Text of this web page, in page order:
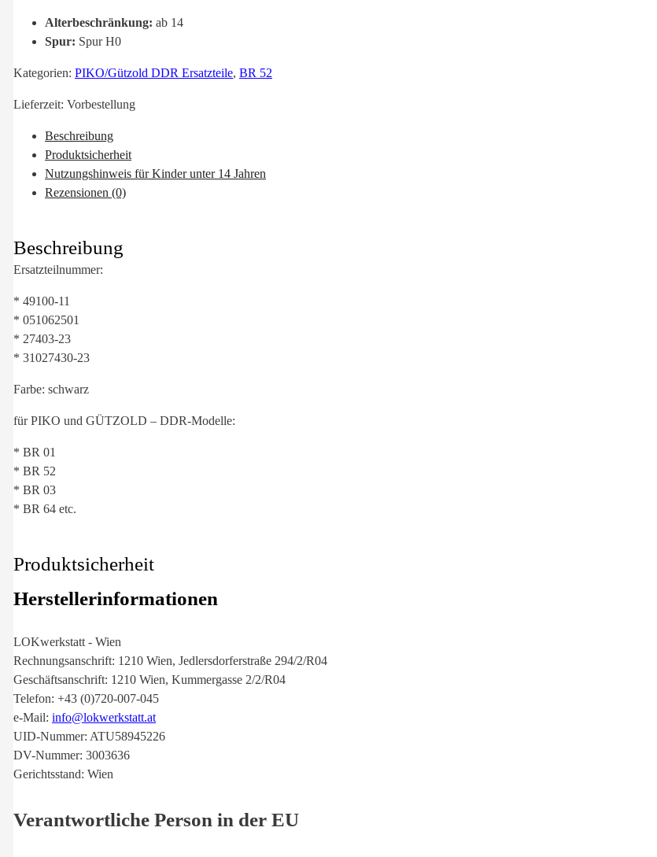
Alterbeschränkung: ab 14
Spur: Spur H0
Kategorien: PIKO/Gützold DDR Ersatzteile, BR 52
Lieferzeit: Vorbestellung
Beschreibung
Produktsicherheit
Nutzungshinweis für Kinder unter 14 Jahren
Rezensionen (0)
Beschreibung
Ersatzteilnummer:
* 49100-11
* 051062501
* 27403-23
* 31027430-23
Farbe: schwarz
für PIKO und GÜTZOLD – DDR-Modelle:
* BR 01
* BR 52
* BR 03
* BR 64 etc.
Produktsicherheit
Herstellerinformationen
LOKwerkstatt - Wien
Rechnungsanschrift: 1210 Wien, Jedlersdorferstraße 294/2/R04
Geschäftsanschrift: 1210 Wien, Kummergasse 2/2/R04
Telefon: +43 (0)720-007-045
e-Mail: info@lokwerkstatt.at
UID-Nummer: ATU58945226
DV-Nummer: 3003636
Gerichtsstand: Wien
Verantwortliche Person in der EU